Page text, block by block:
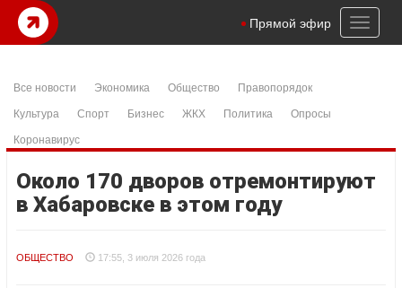
Toggle
Прямой эфир
Все новости Экономика Общество
Правопорядок
Культура
Спорт Бизнес ЖКХ Политика
Опросы
Коронавирус
Около 170 дворов отремонтируют
в Хабаровске в этом году
ОБЩЕСТВО 17:55, 3 июля 2026 года